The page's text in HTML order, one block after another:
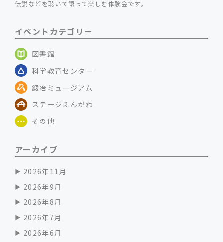
伝説などを聴いて語って楽しむ体験会です。
イベントカテゴリー
図書館
科学教育センター
鍛冶ミュージアム
ステージえんがわ
その他
アーカイブ
2026年11月
2026年9月
2026年8月
2026年7月
2026年6月